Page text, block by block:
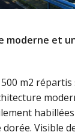
moderne et
m2
Visible